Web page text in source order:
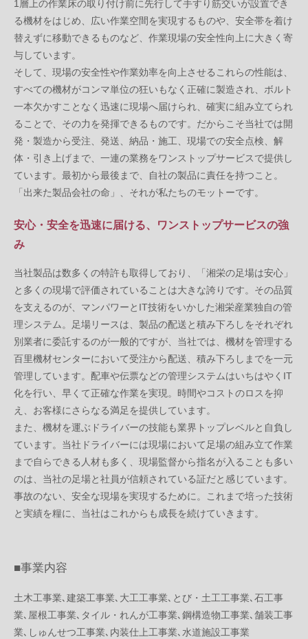
1層上の作業床の取り付け前に先行して手すり筋交いが設置でき
る機材をはじめ、広い作業空間を実現するものや、安全帯を着け
替えずに移動できるものなど、作業現場の安全性向上に大きく寄
与しています。
そして、現場の安全性や作業効率を向上させるこれらの性能は、
すべての機材がコンマ単位の狂いもなく正確に製造され、ボルト
一本欠かすことなく迅速に現場へ届けられ、確実に組み立てられ
ることで、その力を発揮できるものです。だからこそ当社では開
発・製造から受注、発送、納品・施工、現場での安全点検、解
体・引き上げまで、一連の業務をワンストップサービスで提供し
ています。最初から最後まで、自社の製品に責任を持つこと。
「出来た製品会社の命」、それが私たちのモットーです。
安心・安全を迅速に届ける、ワンストップサービスの強
み
当社製品は数多くの特許も取得しており、「湘栄の足場は安心」
と多くの現場で評価されていることは大きな誇りです。その品質
を支えるのが、マンパワーとIT技術をいかした湘栄産業独自の管
理システム。足場リースは、製品の配送と積み下ろしをそれぞれ
別業者に委託するのが一般的ですが、当社では、機材を管理する
百里機材センターにおいて受注から配送、積み下ろしまでを一元
管理しています。配車や伝票などの管理システムはいちはやくIT
化を行い、早くて正確な作業を実現。時間やコストのロスを抑
え、お客様にさらなる満足を提供しています。
また、機材を運ぶドライバーの技能も業界トップレベルと自負し
ています。当社ドライバーには現場において足場の組み立て作業
まで自らできる人材も多く、現場監督から指名が入ることも多い
のは、当社の足場と社員が信頼されている証だと感じています。
事故のない、安全な現場を実現するために。これまで培った技術
と実績を糧に、当社はこれからも成長を続けていきます。
■事業内容
土木工事業､建築工事業､大工工事業､とび・土工工事業､石工事
業､屋根工事業､タイル・れんが工事業､鋼構造物工事業､舗装工事
業､しゅんせつ工事業､内装仕上工事業､水道施設工事業